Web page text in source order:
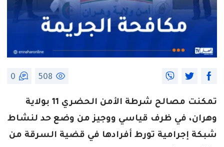
508
0
تمكنت مصالح شرطة الأمن الحضري 11 بولاية
وهران، في ظرف قياسي ووجيز من وضع حد لنشاط
شبكة إجرامية تورط أفرادها في قضية السرقة من